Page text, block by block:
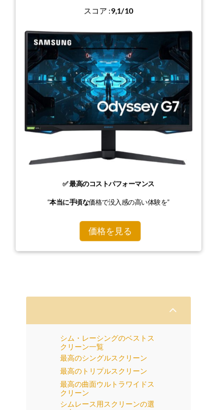
スコア :9,1/10
✅ 最高のコストパフォーマンス
“本当に手頃な価格で没入感の高い体験を”
価格を見る
2
シム・レーシングのベストス
クリーン一覧
最高のシングルスクリーン
最高のトリプルスクリーン
最高の曲面ウルトラワイドス
クリーン
シムレース用スクリーンの選